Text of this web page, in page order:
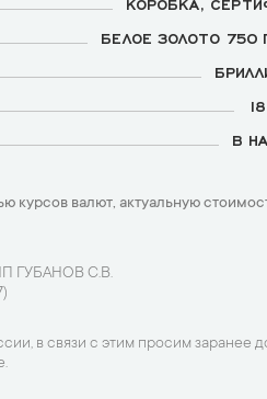
БЕЛОЕ ЗОЛОТО 750
В
курсов валют, актуальную
ГУБАНОВ С.В.
в связи с этим просим заранее